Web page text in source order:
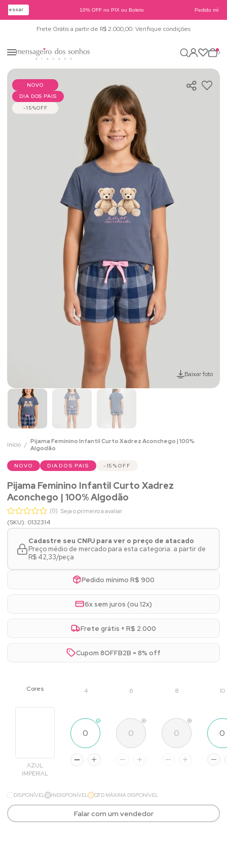
10% OFF no PIX ou Boleto Pedido
Frete Grátis a partir de R$ 2.000,00: Verifique condições
0
NOVO
DIA DOS PAIS
15%OFF
Baixar foto
Início
Pijama Feminino Infantil Curto Xadrez Aconchego | 100%
Algodão
NOVO DIA DOS PAIS 15% OFF
Pijama Feminino Infantil Curto Xadrez
Aconchego | 100% Algodão
(0) Seja o primeiro a avaliar
(SKU): 0132314
Cadastre seu CNPJ para ver o preço de atacado
Preço médio de mercado para esta categoria: a partir de
R$ 42,33/peça
Pedido mínimo R$ 900
6x sem juros (ou 12x)
Frete grátis + R$ 2.000
Cupom 8OFFB2B = 8% off
4 6 8 10
AZUL
IMPERIAL
DISPONÍVEL INDISPONÍVEL QTD MÁXIMA DISPONÍVEL
Falar com um vendedor